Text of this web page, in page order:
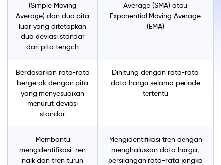
(Simple Moving
Average) dan dua pita
luar yang ditetapkan
dua deviasi standar
dari pita tengah
Average (SMA) atau
Exponential Moving Average
(EMA)
Berdasarkan rata-rata
bergerak dengan pita
yang menyesuaikan
menurut deviasi
standar
Dihitung dengan rata-rata
data harga selama periode
tertentu
Membantu
mengidentifikasi tren
naik dan tren turun
Mengidentifikasi tren dengan
menghaluskan data harga;
persilangan rata-rata jangka